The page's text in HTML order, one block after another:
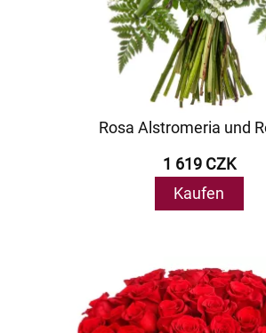
Rosa Alstromeria und
1 619 CZK
Kaufen